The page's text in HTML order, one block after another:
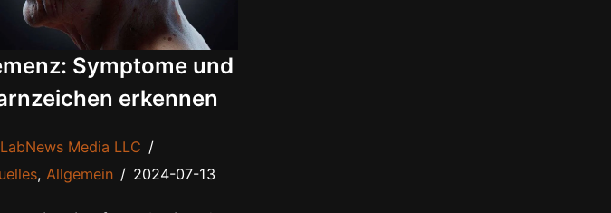
Symptome und
erkennen
LabNews Media LLC
,Allgemein 2024-07-13